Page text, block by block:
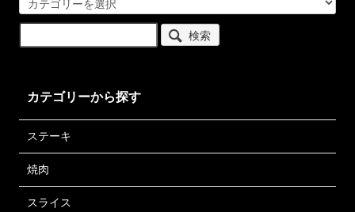
検索
カテゴリーから探す
ステーキ
焼肉
スライス